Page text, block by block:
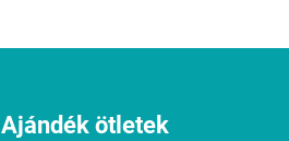
Ajándék ötletek